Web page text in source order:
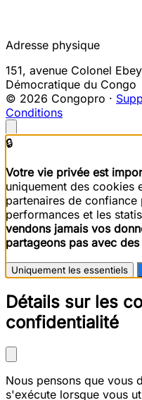
Adresse physique
151, avenue Colonel
Démocratique du Congo
© 2026 Congopro ·
Conditions
🔒
Votre vie privée est
uniquement des cookies
partenaires de
performances et les
vendons jamais vos
partageons pas avec
Uniquement les essentiels
Détails sur les
confidentialité
Nous pensons que vous
s'exécute lorsque vous